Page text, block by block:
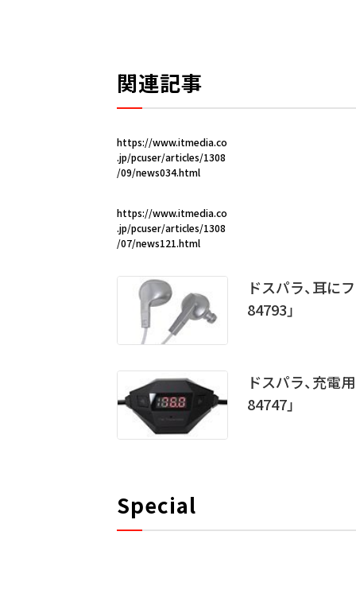
関連記事
https://www.itmedia.co
.jp/pcuser/articles/1308
/09/news034.html
https://www.itmedia.co
.jp/pcuser/articles/1308
/07/news121.html
ドスパラ、耳に
84793」
ドスパラ、充電
84747」
Special